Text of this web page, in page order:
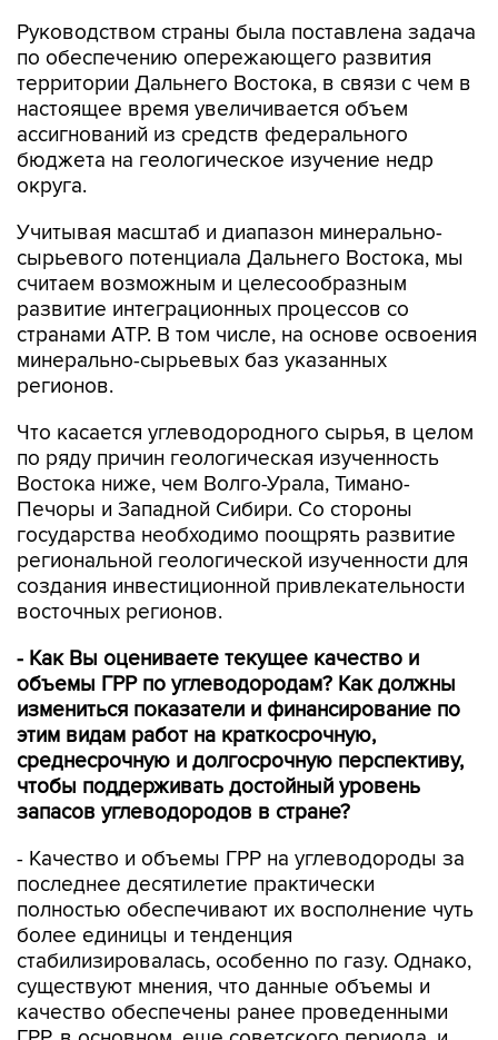
Руководством страны была поставлена задача
по обеспечению опережающего развития
территории Дальнего Востока, в связи с чем в
настоящее время увеличивается объем
ассигнований из средств федерального
бюджета на геологическое изучение недр
округа.
Учитывая масштаб и диапазон минерально-
сырьевого потенциала Дальнего Востока, мы
считаем возможным и целесообразным
развитие интеграционных процессов со
странами АТР. В том числе, на основе освоения
минерально-сырьевых баз указанных
регионов.
Что касается углеводородного сырья, в целом
по ряду причин геологическая изученность
Востока ниже, чем Волго-Урала, Тимано-
Печоры и Западной Сибири. Со стороны
государства необходимо поощрять развитие
региональной геологической изученности для
создания инвестиционной привлекательности
восточных регионов.
- Как Вы оцениваете текущее качество и
объемы ГРР по углеводородам? Как должны
измениться показатели и финансирование по
этим видам работ на краткосрочную,
среднесрочную и долгосрочную перспективу,
чтобы поддерживать достойный уровень
запасов углеводородов в стране?
- Качество и объемы ГРР на углеводороды за
последнее десятилетие практически
полностью обеспечивают их восполнение чуть
более единицы и тенденция
стабилизировалась, особенно по газу. Однако,
существуют мнения, что данные объемы и
качество обеспечены ранее проведенными